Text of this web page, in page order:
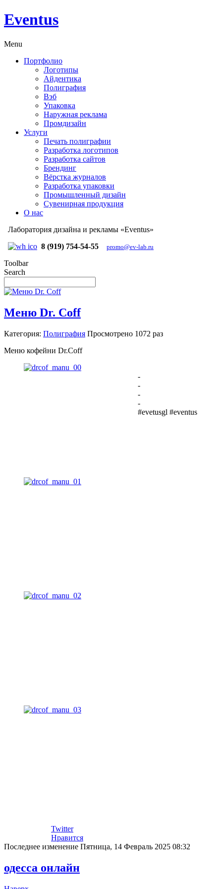
Eventus
Menu
Портфолио
Логотипы
Айдентика
Полиграфия
Вэб
Упаковка
Наружная реклама
Промдизайн
Услуги
Печать полиграфии
Разработка логотипов
Разработка сайтов
Брендинг
Вёрстка журналов
Разработка упаковки
Промышленный дизайн
Сувенирная продукция
О нас
Лаборатория дизайна и рекламы «Eventus»
8 (919) 754-54-55
promo@ev-lab.ru
Toolbar
Search
Меню Dr. Coff
Категория: Полиграфия Просмотрено 1072 раз
Меню кофейни Dr.Coff
-
-
-
-
#evetusgl #eventus
Twitter
Нравится
Последнее изменение Пятница, 14 Февраль 2025 08:32
одесса онлайн